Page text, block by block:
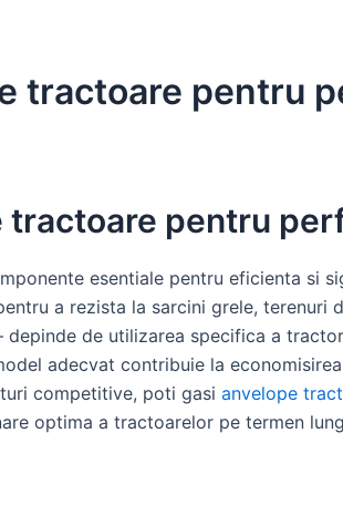
tractoare pentru
tractoare pentru
esentiale pentru eficienta si
a rezista la sarcini grele,
depinde de utilizarea specifica a
adecvat contribuie la
competitive, poti gasi anvelope
optima a tractoarelor pe termen